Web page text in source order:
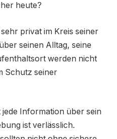
heute?
privat im Kreis seiner
seinen Alltag, seine
werden nicht
Schutz seiner
jede Information über sein
ist verlässlich.